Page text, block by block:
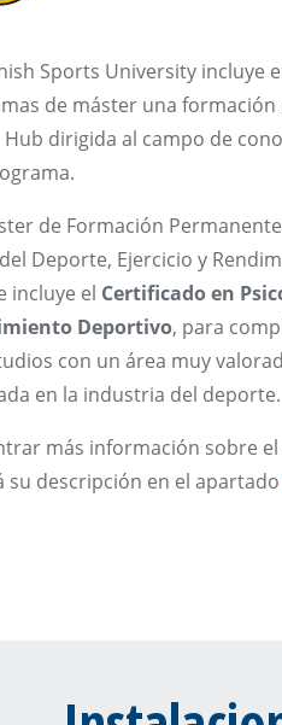
Sports University incluye
de máster una formación
dirigida al campo de
de Formación
Deporte, Ejercicio y
incluye el Certificado en
Deportivo, para
con un área muy
en la industria del deporte.
más información sobre
su descripción en el